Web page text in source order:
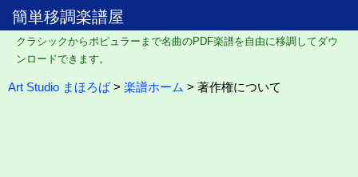
簡単移調楽譜屋
クラシックからポピュラーまで名曲のPDF楽譜を自由に移調してダウ
ンロードできます。
Art Studio まほろば> 楽譜ホーム > 著作権について